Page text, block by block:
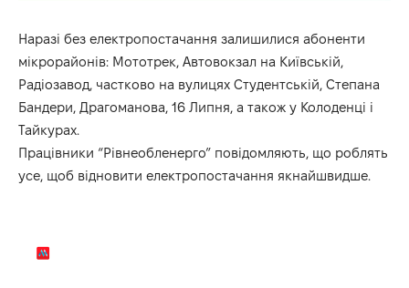
Наразі без електропостачання залишилися абоненти
мікрорайонів: Мототрек, Автовокзал на Київській,
Радіозавод, частково на вулицях Студентській, Степана
Бандери, Драгоманова, 16 Липня, а також у Колоденці і
Тайкурах.
Працівники “Рівнеобленерго” повідомляють, що роблять
усе, щоб відновити електропостачання якнайшвидше.